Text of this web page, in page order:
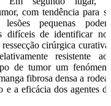
com tendência para se
pequenas podem
difíceis de identificar nos
cirúrgica curativa.
resistente aos
de tumor um fenómeno
fibrosa densa a rodear
e a eficácia dos agentes de